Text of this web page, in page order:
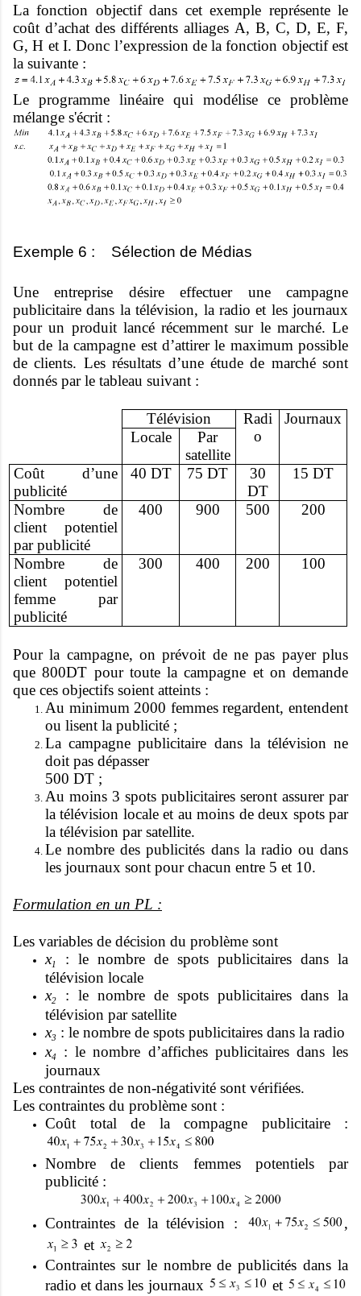
La fonction objectif dans cet exemple représente le
coût d’achat des différents alliages A, B, C, D, E, F,
G, H et I. Donc l’expression de la fonction objectif est
la suivante :
Le programme linéaire qui modélise ce problème
mélange s'écrit :
Exemple 6 : Sélection de Médias
Une entreprise désire effectuer une campagne
publicitaire dans la télévision, la radio et les journaux
pour un produit lancé récemment sur le marché. Le
but de la campagne est d’attirer le maximum possible
de clients. Les résultats d’une étude de marché sont
donnés par le tableau suivant :
Télévision
Radi
o
Journaux
Locale
Par
satellite
Coût d’une
publicité
40 DT 75 DT
30
DT
15 DT
Nombre de
client potentiel
par publicité
400 900 500 200
Nombre de
client potentiel
femme par
publicité
300 400 200 100
Pour la campagne, on prévoit de ne pas payer plus
que 800DT pour toute la campagne et on demande
que ces objectifs soient atteints :
Au minimum 2000 femmes regardent, entendent
ou lisent la publicité ;
La campagne publicitaire dans la télévision ne
doit pas dépasser
500 DT ;
Au moins 3 spots publicitaires seront assurer par
la télévision locale et au moins de deux spots par
la télévision par satellite.
Le nombre des publicités dans la radio ou dans
les journaux sont pour chacun entre 5 et 10.
Formulation en un PL :
Les variables de décision du problème sont
x1
: le nombre de spots publicitaires dans la
télévision locale
x2
: le nombre de spots publicitaires dans la
télévision par satellite
x3 : le nombre de spots publicitaires dans la radio
x4
: le nombre d’affiches publicitaires dans les
journaux
Les contraintes de non-négativité sont vérifiées.
Les contraintes du problème sont :
Coût total de la compagne publicitaire :
Nombre de clients femmes potentiels par
publicité :
Contraintes de la télévision :
,
et
Contraintes sur le nombre de publicités dans la
radio et dans les journaux
et